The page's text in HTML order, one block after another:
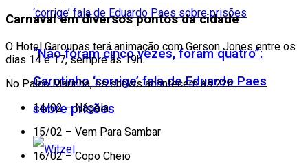
“Não foram cinco vezes, foram quatro”:
Garotinho ‘corrige’ fala de Eduardo Paes
sobre prisões
Carnaval em diversos pontos da cidade
O Hotel Garoupas terá animação com Gerson Jones entre os
dias 14 e 17, sempre às 19h.
No Palco Marinha, os shows acontecem às 22h:
14/02 – Nágela
15/02 – Vem Para Sambar
16/02 – Copo Cheio